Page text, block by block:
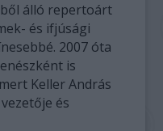
álló repertoárt
és ifjúsági
2007 óta
is
Keller András
és